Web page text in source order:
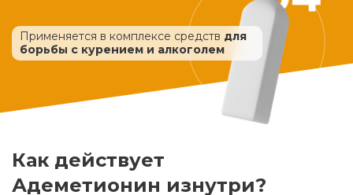
Применяется в комплексе средств для
борьбы с курением и алкоголем
Как действует
Адеметионин изнутри?